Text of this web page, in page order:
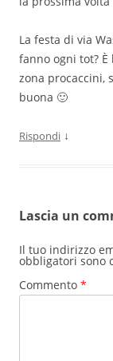
La festa di via
fanno ogni tot?
zona procaccini,
buona 🙂
Rispondi ↓
Lascia un
Il tuo indirizzo
obbligatori sono
Commento *